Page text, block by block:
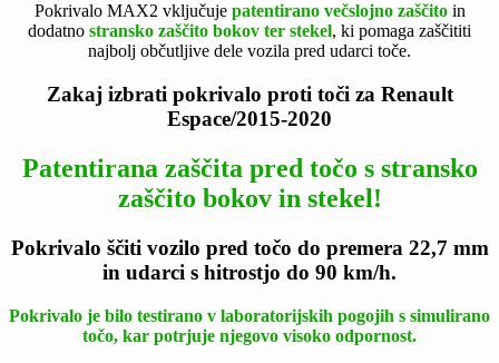
Pokrivalo MAX2 vključuje patentirano večslojno zaščitoin
dodatno stransko zaščito bokov ter stekel, ki pomaga zaščititi
najbolj občutljive dele vozila pred udarci toče.
Zakaj izbrati pokrivalo proti toči za Renault
Espace/2015-2020
Patentirana zaščita pred točo s stransko
zaščito bokov in stekel!
Pokrivalo ščiti vozilo pred točo do premera 22,7 mm
in udarci s hitrostjo do 90 km/h.
Pokrivalo je bilo testirano v laboratorijskih pogojih s simulirano
točo, kar potrjuje njegovo visoko odpornost.